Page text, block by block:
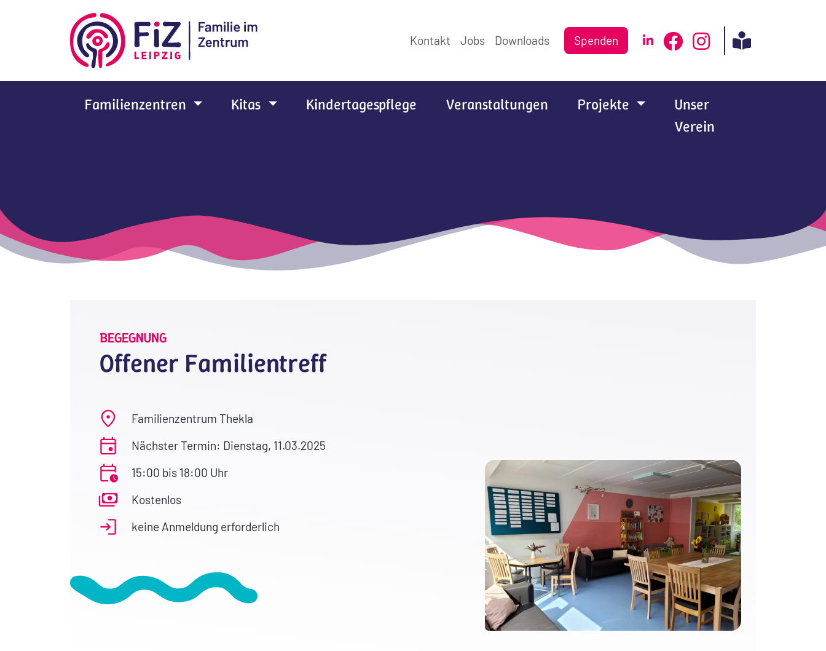
Kontakt Jobs Downloads Spenden
Familienzentren Kitas Kindertagespflege Veranstaltungen Projekte
Unser
Verein
BEGEGNUNG
Offener Familientreff
Familienzentrum Thekla
Nächster Termin: Dienstag, 11.03.2025
15:00 bis 18:00 Uhr
Kostenlos
keine Anmeldung erforderlich